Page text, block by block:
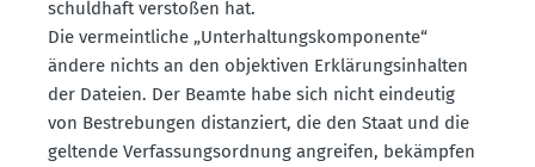
schuldhaft verstoßen hat.
Die vermeint­liche „Unter­hal­tungs­kom­po­nente“
ändere nichts an den objek­tiven Erklä­rungs­in­halten
der Dateien. Der Beamte habe sich nicht eindeutig
von Bestre­bungen distan­ziert, die den Staat und die
geltende Verfas­sungs­ordnung angreifen, bekämpfen